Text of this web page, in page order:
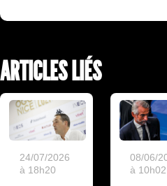
ARTICLES LIÉS
24/07/2026
à 18h20
08/06/
à 10h02